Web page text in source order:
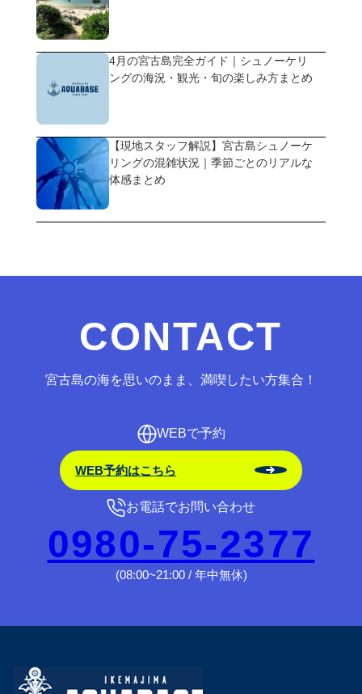
4月の宮古島完全ガイド｜シュノーケリ
ングの海況・観光・旬の楽しみ方まとめ
【現地スタッフ解説】宮古島シュノーケ
リングの混雑状況｜季節ごとのリアルな
体感まとめ
CONTACT
宮古島の海を思いのまま、満喫したい方集合！
WEBで予約
WEB予約はこちら
お電話でお問い合わせ
0980-75-2377
(08:00~21:00 / 年中無休)